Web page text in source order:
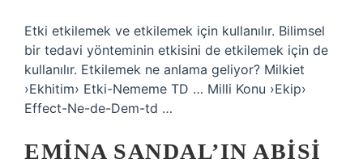
Etki etkilemek ve etkilemek için kullanılır. Bilimsel
bir tedavi yönteminin etkisini de etkilemek için de
kullanılır. Etkilemek ne anlama geliyor? Milkiet
›Ekhitim› Etki-Nememe TD … Milli Konu ›Ekip›
Effect-Ne-de-Dem-td …
EMINA SANDAL’IN ABISI